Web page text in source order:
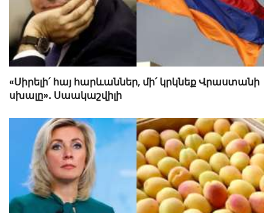
«Սիրելի՛ հայ հարևաններ, մի՛ կրկնեք Վրաստանի
սխալը»․ Սաակաշվիլի